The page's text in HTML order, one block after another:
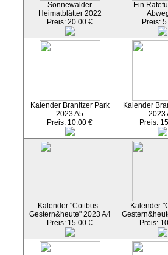
Sonnewalder
Heimatblätter 2022
Preis: 20.00 €
Ein
Preis:
Kalender Branitzer Park
2023 A5
Preis: 10.00 €
Kalender
2023
Preis:
Kalender "Cottbus -
Gestern&heute" 2023 A4
Preis: 15.00 €
Kalender
Preis: